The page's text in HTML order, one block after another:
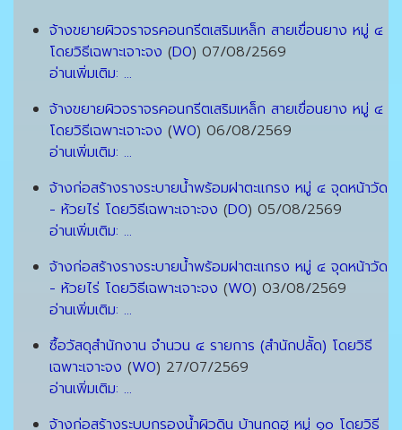
จ้างขยายผิวจราจรคอนกรีตเสริมเหล็ก สายเขื่อนยาง หมู่ ๔
โดยวิธีเฉพาะเจาะจง (D0) 07/08/2569
อ่านเพิ่มเติม: ...
จ้างขยายผิวจราจรคอนกรีตเสริมเหล็ก สายเขื่อนยาง หมู่ ๔
โดยวิธีเฉพาะเจาะจง (W0) 06/08/2569
อ่านเพิ่มเติม: ...
จ้างก่อสร้างรางระบายน้ำพร้อมฝาตะแกรง หมู่ ๔ จุดหน้าวัด
- ห้วยไร่ โดยวิธีเฉพาะเจาะจง (D0) 05/08/2569
อ่านเพิ่มเติม: ...
จ้างก่อสร้างรางระบายน้ำพร้อมฝาตะแกรง หมู่ ๔ จุดหน้าวัด
- ห้วยไร่ โดยวิธีเฉพาะเจาะจง (W0) 03/08/2569
อ่านเพิ่มเติม: ...
ซื้อวัสดุสำนักงาน จำนวน ๔ รายการ (สำนักปลััด) โดยวิธี
เฉพาะเจาะจง (W0) 27/07/2569
อ่านเพิ่มเติม: ...
จ้างก่อสร้างระบบกรองน้ำผิวดิน บ้านกุดฮู หมู่ ๑๐ โดยวิธี